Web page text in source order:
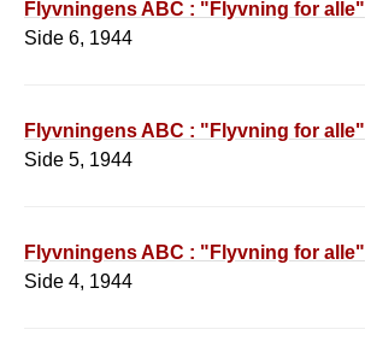
Flyvningens ABC : "Flyvning for alle"
Side 6, 1944
Flyvningens ABC : "Flyvning for alle"
Side 5, 1944
Flyvningens ABC : "Flyvning for alle"
Side 4, 1944